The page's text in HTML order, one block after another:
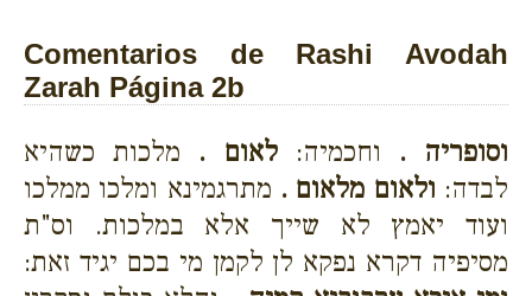
Comentarios de Rashi Avodah
Zarah Página 2b
וסופריה . וחכמיה:לאום . מלכות כשהיא
לבדה: ולאום מלאום . מתרגמינא ומלכו ממלכו
ועוד יאמץ לא שייך אלא במלכות. וס"ת
מסיפיה דקרא נפקא לן לקמן מי בכם יגיד זאת: